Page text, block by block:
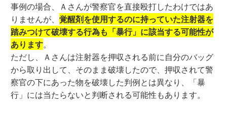
事例の場合、Ａさんが警察官を直接殴打したわけではあ
りませんが、覚醒剤を使用するのに持っていた注射器を
踏みつけて破壊する行為も「暴行」に該当する可能性が
あります。
ただし、Ａさんは注射器を押収される前に自分のバッグ
から取り出して、そのまま破壊したので、押収されて警
察官の下にあった物を破壊した判例とは異なり、「暴
行」には当たらないと判断される可能性もあります。